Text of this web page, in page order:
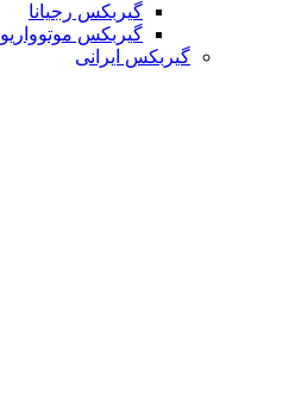
گیربکس رجیانا
گیربکس موتوواریو
گیربکس ایرانی